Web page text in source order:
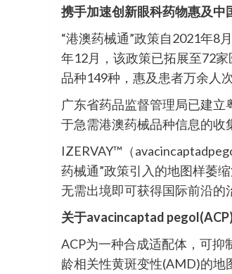
携手加速创新眼科药物惠及中
“港澳药械通”政策自2021年8
年12月，该政策已拓展至72
品种149种，惠及患者万余人次
广东省药品监督管理局已建
于急需港澳药械品种信息的收
IZERVAY™（
药械通”政策引入的地图样萎
无需出境即可获得国际前沿的
关于avacincaptad
ACP为一种合成适配体，可
龄相关性黄斑变性(AMD)的地